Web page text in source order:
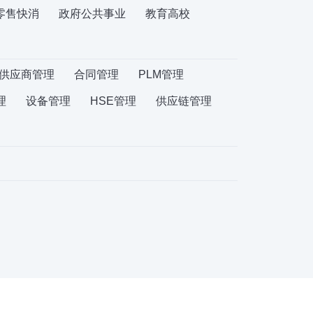
售快消 政府公共事业 教育高校
应商管理 合同管理 PLM管理
设备管理 HSE管理 供应链管理